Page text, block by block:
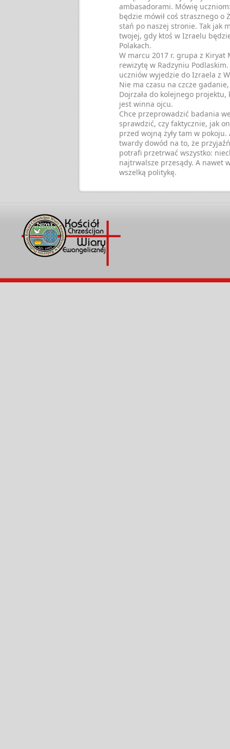
ambasadorami. Mówię
będzie mówił coś strasznego o
stań po naszej stronie. Tak jak
twojej, gdy ktoś w Izraelu
Polakach.
W marcu 2017 r. grupa z Kiryat
rewizytę w Radzyniu
uczniów wyjedzie do Izraela z
Nie ma czasu na czcze
Dojrzała do kolejnego projektu,
jest winna ojcu.
Chce przeprowadzić badania
sprawdzić, czy faktycznie, jak
przed wojną żyły tam w
twardy dowód na to, że
potrafi przetrwać wszystko:
najtrwalsze przesądy. A nawet
wszelką politykę.